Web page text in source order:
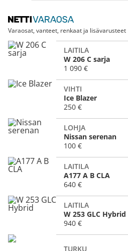
Varaosat, vanteet, renkaat ja lisävarusteet
LAITILA
W 206 C sarja
1 090 €
VIHTI
Ice Blazer
250 €
LOHJA
Nissan serenan
100 €
LAITILA
A177 A B CLA
640 €
LAITILA
W 253 GLC Hybrid
940 €
TURKU